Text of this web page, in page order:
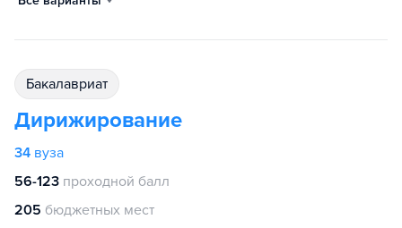
бакалавриат
Дирижирование
34 вуза
56-123 проходной балл
205 бюджетных мест